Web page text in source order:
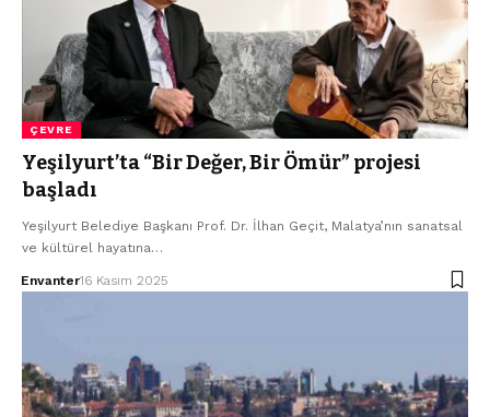
ÇEVRE
Yeşilyurt’ta “Bir Değer, Bir Ömür” projesi
başladı
Yeşilyurt Belediye Başkanı Prof. Dr. İlhan Geçit, Malatya’nın sanatsal
ve kültürel hayatına…
Envanter16 Kasım 2025